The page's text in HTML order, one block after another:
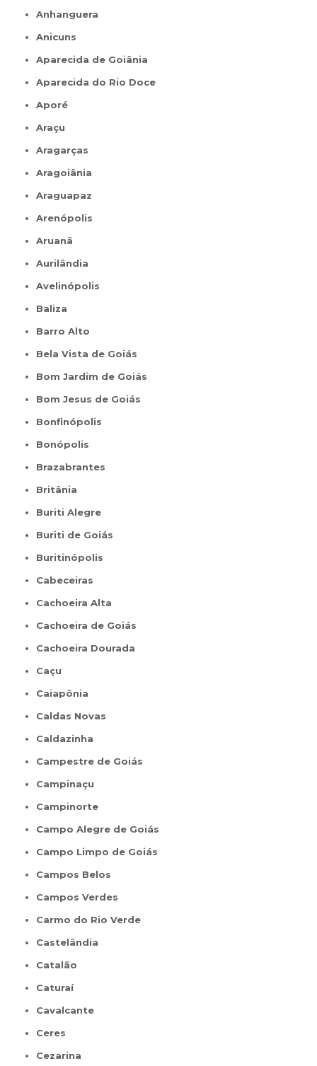
Anhanguera
Anicuns
Aparecida de Goiânia
Aparecida do Rio Doce
Aporé
Araçu
Aragarças
Aragoiânia
Araguapaz
Arenópolis
Aruanã
Aurilândia
Avelinópolis
Baliza
Barro Alto
Bela Vista de Goiás
Bom Jardim de Goiás
Bom Jesus de Goiás
Bonfinópolis
Bonópolis
Brazabrantes
Britânia
Buriti Alegre
Buriti de Goiás
Buritinópolis
Cabeceiras
Cachoeira Alta
Cachoeira de Goiás
Cachoeira Dourada
Caçu
Caiapônia
Caldas Novas
Caldazinha
Campestre de Goiás
Campinaçu
Campinorte
Campo Alegre de Goiás
Campo Limpo de Goiás
Campos Belos
Campos Verdes
Carmo do Rio Verde
Castelândia
Catalão
Caturaí
Cavalcante
Ceres
Cezarina